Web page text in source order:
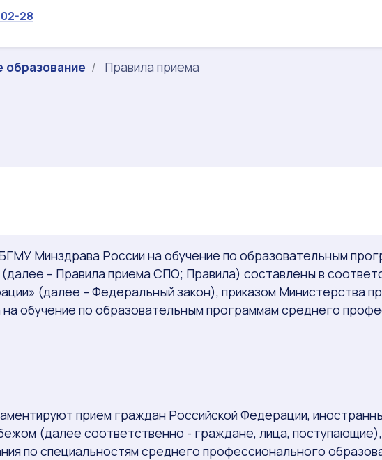
28
Правила приема
Минздрава России на обучение по образовательным
– Правила приема СПО; Правила) составлены в
(далее – Федеральный закон), приказом Министерства
обучение по образовательным программам среднего
прием граждан Российской Федерации,
(далее соответственно - граждане, лица,
по специальностям среднего профессионального